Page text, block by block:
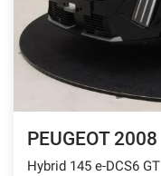
PEUGEOT 2008
Hybrid 145 e-DCS6 GT